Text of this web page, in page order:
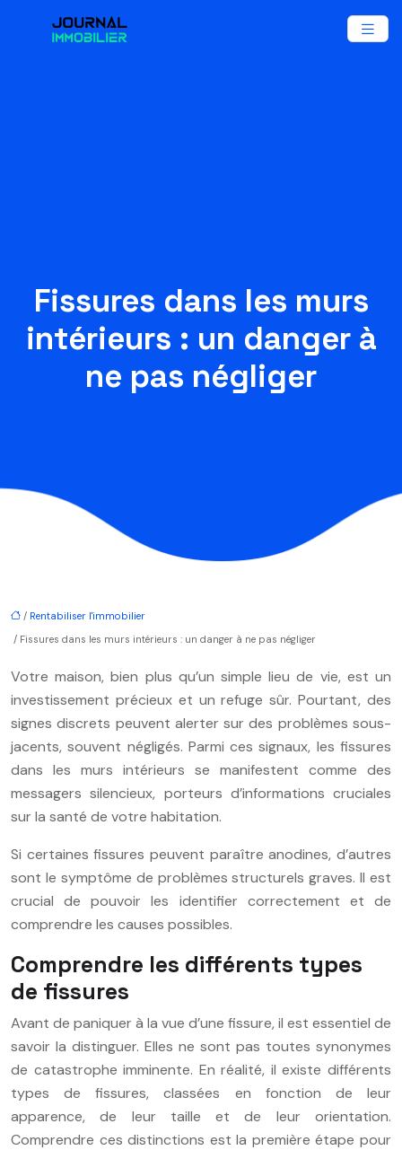
Fissures dans les murs
intérieurs : un danger à
ne pas négliger
/ Rentabiliser l'immobilier
/ Fissures dans les murs intérieurs : un danger à ne pas négliger
Votre maison, bien plus qu’un simple lieu de vie, est un
investissement précieux et un refuge sûr. Pourtant, des
signes discrets peuvent alerter sur des problèmes sous-
jacents, souvent négligés. Parmi ces signaux, les fissures
dans les murs intérieurs se manifestent comme des
messagers silencieux, porteurs d’informations cruciales
sur la santé de votre habitation.
Si certaines fissures peuvent paraître anodines, d’autres
sont le symptôme de problèmes structurels graves. Il est
crucial de pouvoir les identifier correctement et de
comprendre les causes possibles.
Comprendre les différents types
de fissures
Avant de paniquer à la vue d’une fissure, il est essentiel de
savoir la distinguer. Elles ne sont pas toutes synonymes
de catastrophe imminente. En réalité, il existe différents
types de fissures, classées en fonction de leur
apparence, de leur taille et de leur orientation.
Comprendre ces distinctions est la première étape pour